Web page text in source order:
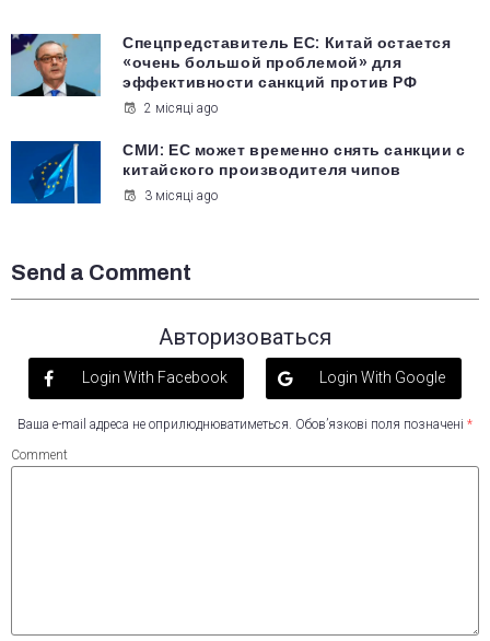
Спецпредставитель ЕС: Китай остается
«очень большой проблемой» для
эффективности санкций против РФ
2 місяці ago
СМИ: ЕС может временно снять санкции с
китайского производителя чипов
3 місяці ago
Send a Comment
Авторизоваться
Login With Facebook Login With Google
Ваша e-mail адреса не оприлюднюватиметься. Обов’язкові поля позначені *
Comment